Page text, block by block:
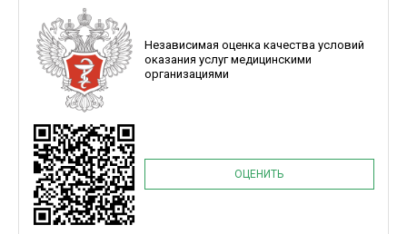
Независимая оценка качества условий
оказания услуг медицинскими
организациями
ОЦЕНИТЬ